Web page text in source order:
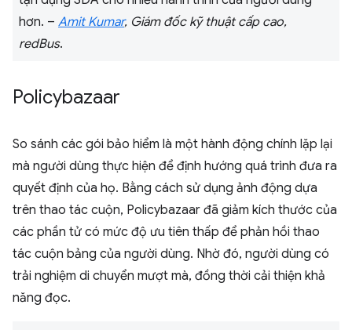
hơn. – Amit Kumar, Giám đốc kỹ thuật cấp cao,
redBus.
Policybazaar
So sánh các gói bảo hiểm là một hành động chính lặp lại
mà người dùng thực hiện để định hướng quá trình đưa ra
quyết định của họ. Bằng cách sử dụng ảnh động dựa
trên thao tác cuộn, Policybazaar đã giảm kích thước của
các phần tử có mức độ ưu tiên thấp để phản hồi thao
tác cuộn bảng của người dùng. Nhờ đó, người dùng có
trải nghiệm di chuyển mượt mà, đồng thời cải thiện khả
năng đọc.